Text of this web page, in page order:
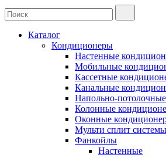
Каталог
Кондиционеры
Настенные
Мобильные
Кассетные
Канальные
Напольно-
Колонные
Оконные
Мульти сплит системы
Фанкойлы
Настенные